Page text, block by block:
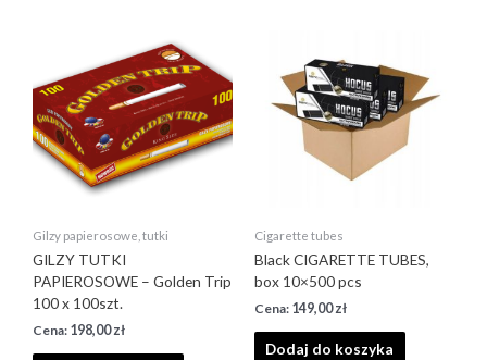
Gilzy papierosowe, tutki
GILZY TUTKI
PAPIEROSOWE – Golden Trip
100 x 100szt.
198,00zł
Cigarette tubes
Black CIGARETTE TUBES,
box 10×500 pcs
149,00zł
Dodaj do koszyka